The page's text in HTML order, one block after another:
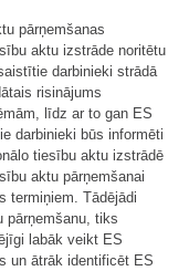
pārņemšanas
aktu izstrāde noritētu
darbinieki strādā
risinājums
līdz ar to gan ES
darbinieki būs informēti
tiesību aktu izstrādē
aktu pārņemšanai
termiņiem. Tādējādi
pārņemšanu, tiks
labāk veikt ES
un ātrāk identificēt ES